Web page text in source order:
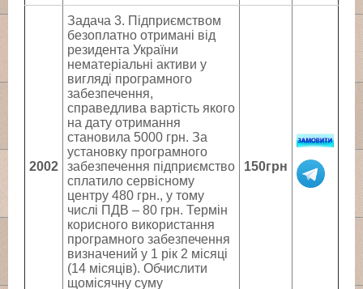
2002
Задача 3. Підприємством
безоплатно отримані від
резидента України
нематеріальні активи у
вигляді програмного
забезпечення,
справедлива вартість якого
на дату отримання
становила 5000 грн. За
установку програмного
забезпечення підприємство
сплатило сервісному
центру 480 грн., у тому
числі ПДВ – 80 грн. Термін
корисного використання
програмного забезпечення
визначений у 1 рік 2 місяці
(14 місяців). Обчислити
щомісячну суму
150грн